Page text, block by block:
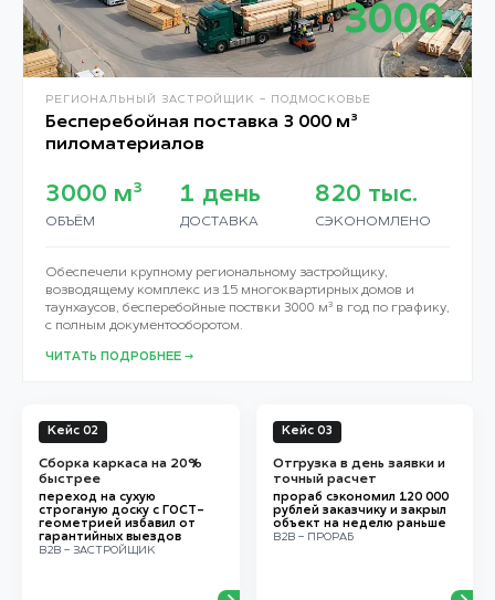
3000
М³
РЕГИОНАЛЬНЫЙ ЗАСТРОЙЩИК - ПОДМОСКОВЬЕ
Бесперебойная поставка 3 000 м³
пиломатериалов
3000 м³
ОБЪЁМ
1 день
ДОСТАВКА
820 тыс.
СЭКОНОМЛЕНО
Обеспечели крупному региональному застройщику,
возводящему комплекс из 15 многоквартирных домов и
таунхаусов, бесперебойные поствки 3000 м³ в год по графику,
с полным документооборотом.
ЧИТАТЬ ПОДРОБНЕЕ →
Кейс 02
Сборка каркаса на 20%
быстрее
переход на сухую
строганую доску с ГОСТ-
геометрией избавил от
гарантийных выездов
B2B - ЗАСТРОЙЩИК
Кейс 03
Отгрузка в день заявки и
точный расчет
прораб сэкономил 120 000
рублей заказчику и закрыл
объект на неделю раньше
B2B - ПРОРАБ